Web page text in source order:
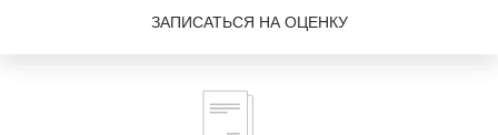
ЗАПИСАТЬСЯ НА ОЦЕНКУ